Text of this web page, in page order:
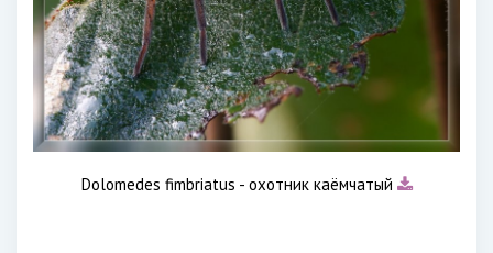
Dolomedes fimbriatus - охотник каёмчатый